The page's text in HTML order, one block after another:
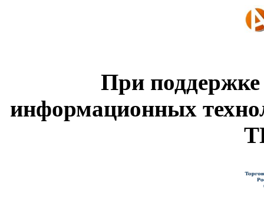
При
информационных